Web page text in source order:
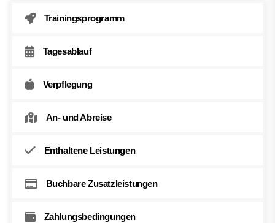
Trainingsprogramm
Tagesablauf
Verpflegung
An- und Abreise
Enthaltene Leistungen
Buchbare Zusatzleistungen
Zahlungsbedingungen